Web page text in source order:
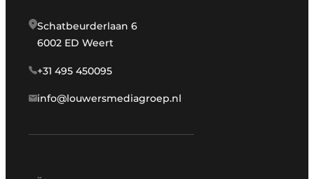
Schatbeurderlaan 6
6002 ED Weert
+31 495 450095
info@louwersmediagroep.nl